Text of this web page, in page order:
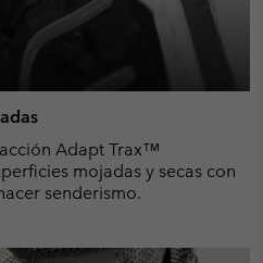
Adapt Trax™
mojadas y secas con
senderismo.